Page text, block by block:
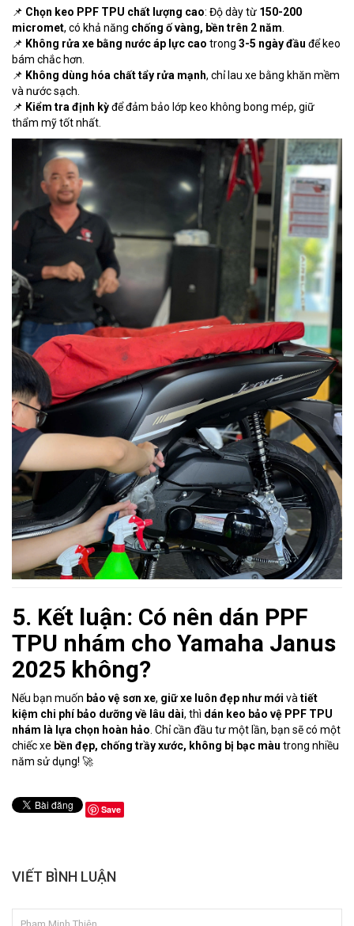
📌 Chọn keo PPF TPU chất lượng cao: Độ dày từ 150-200
micromet, có khả năng chống ố vàng, bền trên 2 năm
📌 Không rửa xe bằng nước áp lực cao trong 3-5 ngày đầu để keo
bám chắc hơn.
📌 Không dùng hóa chất tẩy rửa mạnh, chỉ lau xe bằng khăn mềm
và nước sạch.
📌 Kiểm tra định kỳđể đảm bảo lớp keo không bong mép, giữ
thẩm mỹ tốt nhất.
5. Kết luận: Có nên dán PPF
TPU nhám cho Yamaha Janus
2025 không?
Nếu bạn muốn bảo vệ sơn xe, giữ xe luôn đẹp như mới vàtiết
kiệm chi phí bảo dưỡng về lâu dài, thì dán keo bảo vệ PPF TPU
nhám là lựa chọn hoàn hảo. Chỉ cần đầu tư một lần, bạn sẽ có một
chiếc xe bền đẹp, chống trầy xước, không bị bạc màu trong nhiều
năm sử dụng! 🚀
Save
VIẾT BÌNH LUẬN